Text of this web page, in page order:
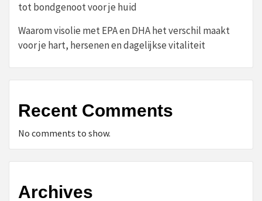
tot bondgenoot voor je huid
Waarom visolie met EPA en DHA het verschil maakt
voor je hart, hersenen en dagelijkse vitaliteit
Recent Comments
No comments to show.
Archives